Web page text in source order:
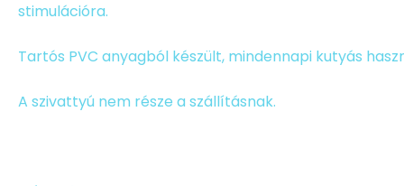
stimulációra.
Tartós PVC anyagból készült, mindennapi kutyás
A szivattyú nem része a szállításnak.